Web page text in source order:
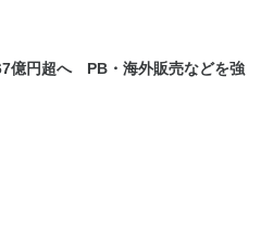
億円超へ PB・海外販売などを強